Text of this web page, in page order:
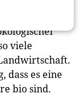
viele
dass es eine
bio sind.